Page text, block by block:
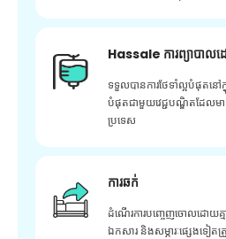
Hassale ការព្យាបាល
ទទួលបានការថែទាំល្អបំផុតនៅក្
បំផុតជាមួយវេជ្ជបណ្ឌិតដែល
ប្រទេស
ការឆក់
ដំណើរការបញ្ចេញចោលដោយគ្
ឯកសារ និងសម្ភារៈផ្សេងទៀត